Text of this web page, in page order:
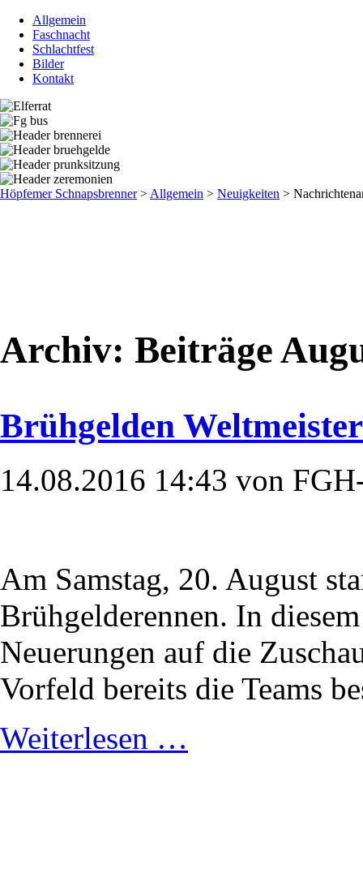
Allgemein
Faschnacht
Schlachtfest
Bilder
Kontakt
Höpfemer Schnapsbrenner> Allgemein > Neuigkeiten >
Archiv: Beiträge
Brühgelden
14.08.2016 14:43 von
Am Samstag, 20. August
Brühgelderennen. In
Neuerungen auf die
Vorfeld bereits die Teams
Weiterlesen …